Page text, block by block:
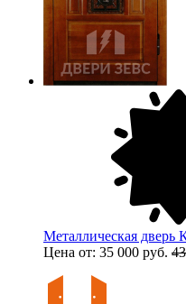
Металлическая дверь
Цена от: 35 000 руб.